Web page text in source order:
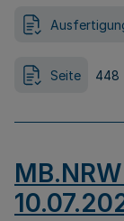
Seite 448